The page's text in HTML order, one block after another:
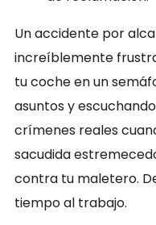
Un accidente por
increíblemente
tu coche en un
asuntos y
crímenes reales
sacudida
contra tu maletero.
tiempo al trabajo.